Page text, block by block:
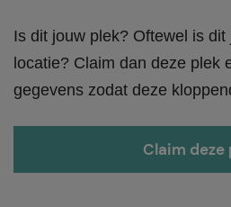
Is dit jouw plek? Oftewel is
locatie? Claim dan deze plek
gegevens zodat deze
Claim deze